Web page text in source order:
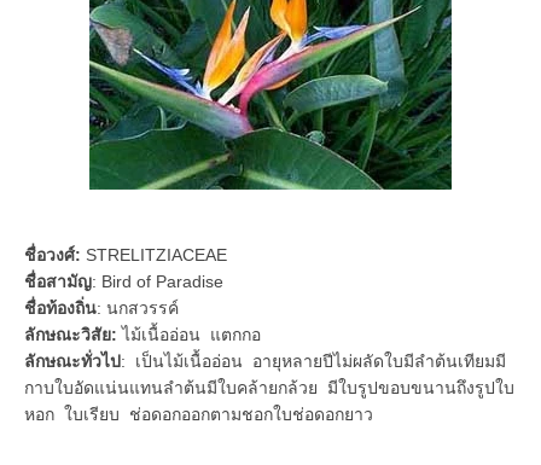
ชื่อวงศ์: STRELITZIACEAE
ชื่อสามัญ: Bird of Paradise
ชื่อท้องถิ่น: นกสวรรค์
ลักษณะวิสัย: ไม้เนื้ออ่อน แตกกอ
ลักษณะทั่วไป: เป็นไม้เนื้ออ่อน อายุหลายปีไม่ผลัดใบมีลำต้นเทียมมี
กาบใบอัดแน่นแทนลำต้นมีใบคล้ายกล้วย มีใบรูปขอบขนานถึงรูปใบ
หอก ใบเรียบ ช่อดอกออกตามชอกใบช่อดอกยาว